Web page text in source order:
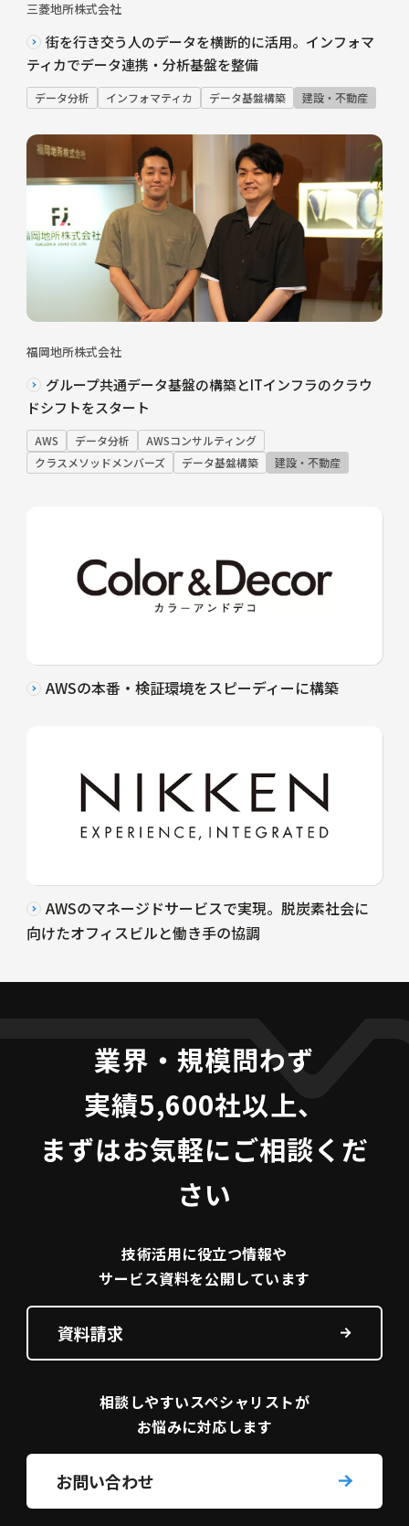
三菱地所株式会社
街を行き交う人のデータを横断的に活用。インフォマ
ティカでデータ連携・分析基盤を整備
データ分析 インフォマティカ データ基盤構築 建設・不動産
福岡地所株式会社
グループ共通データ基盤の構築とITインフラのクラウ
ドシフトをスタート
AWS データ分析
AWSコンサルティング
クラスメソッドメンバーズ
データ基盤構築 建設・不動産
AWSの本番・検証環境をスピーディーに構築
AWSのマネージドサービスで実現。脱炭素社会に
向けたオフィスビルと働き手の協調
業界・規模問わず
実績5,600社以上、
まずはお気軽にご相談くだ
さい
技術活用に役立つ情報や
サービス資料を公開しています
資料請求
相談しやすいスペシャリストが
お悩みに対応します
お問い合わせ